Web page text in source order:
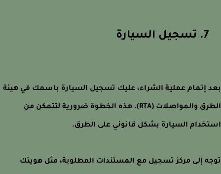
إتمام عملية الشراء، عليك تسجيل السيارة باسمك في هيئة
الطرق والمواصلات (RTA). هذه الخطوة ضرورية لتتمكن من
السيارة بشكل قانوني على الطرق.
إلى مركز تسجيل مع المستندات المطلوبة، مثل هويتك